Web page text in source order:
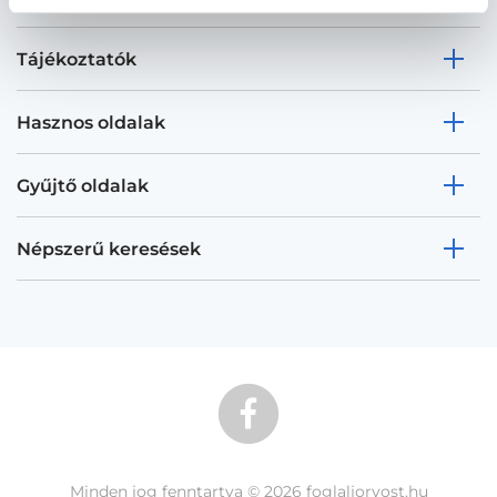
Tájékoztatók
Hasznos oldalak
Gyűjtő oldalak
Népszerű keresések
Minden jog fenntartva © 2026 foglaljorvost.hu